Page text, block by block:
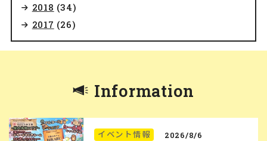
2018 (34)
2017 (26)
Information
イベント情報 2026/8/6